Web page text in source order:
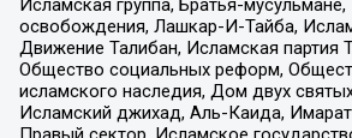
Исламская группа, Братья-
освобождения, Лашкар-И-Тайба,
Движение Талибан, Исламская партия
Общество социальных реформ,
исламского наследия, Дом двух
Исламский джихад, Аль-Каида,